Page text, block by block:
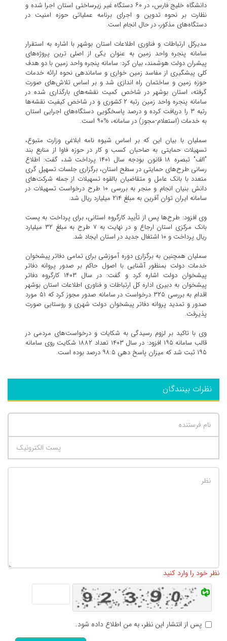
دانشگاه خلیج فارس، در ۶۰ دستگاه غیر زیرساختی استان اجرا شده و
نظارت بر نحوه تدوین و اجرای برنامه عملیاتی حوزه امنیت در
دستگاه‌های مذکور، در حال انجام است.
مدیرکل ارتباطات و فناوری اطلاعات استان بوشهر با اشاره به استقرار
سامانه پنجره واحد زمین به عنوان یکی از اصلی ترین پروژه‌های
پیشران دولت هوشمند، بیان کرد: سامانه پنجره واحد زمین با دو هدف
کلی پیشگیری از مفاسد زمین خواری و ساماندهی نحوه ارائه خدمات
حوزه زمین و ساختمان راه اندازی شد و بر اساس تلاش‌های صورت
گرفته، استان بوشهر در شاخص کمیت نقشه‌های بارگذاری شده در
سامانه پنجره واحد زمین رتبه ۲ کشوری و در شاخص کیفیت نقشه‌ها
رتبه ۳ را دریافت کرده و درصد پاسخگویی دستگاه‌های اجرایی استان
به خدمات (استعلام-مجوز) در سامانه، %۹۰ است.
سملیان با بیان این که بر اساس شیوه نامه ابلاغی وزارت متبوع،
تسهیلات حمایتی به صاحبان کسب و کار در حوزه فاوا از منابع بند
"الف" تبصره ۱۸ قانون بودجه سال ۱۴۰۱ پرداخت شد، گفت: اطلاع
رسانی طرح‌های حمایتی در سطح استان، برگزاری جلسات تسهیل گری
متعدد با بانک عامل و متقاضیان بالقوه تسهیلات از جمله شرکت‌های
دانش بنیان انجام و منجر به بررسی ۱۰ طرح درخواست تسهیلات در
سامانه ایران توان آفرین به مبلغ ۲۱۴ میلیارد ریال شد.
وی افزود: طرح‌ها پس از تأیید کارگروه استانی، برای پرداخت به پست
بانک مرکزی استان ارجاع و در نهایت به ۷ طرح به مبلغ ۳۲ میلیارد
ریال پرداخت و ۱۰ اشتغال جدید در استان ایجاد شد.
سملیان همچنین به برگزاری دوره آموزشی برای تمامی دفاتر پیشخوان
خدمات دولت بمنظور آشنایی با اصول حاکم بر صدور پروانه دفاتر
پیشخوان دولت اشاره کرد و گفت: در سال ۱۴۰۳ کارگروه دفاتر
پیشخوان به دبیری اداره کل ارتباطات و فناوری اطلاعات استان بوشهر
اقدام به بررسی ۳۲۵ درخواست در سامانه صدور مجوز کرد که ۵۱ مورد
صدور و تمدید پروانه دفاتر پیشخوان دولت شهری و روستایی صورت
پذیرفت.
وی با تاکید بر لزوم رسیدگی به شکایات و درخواست‌های مردمی در
قالب سامانه ۱۹۵ افزود: در سال ۱۴۰۳ تعداد ۱۸۸۲ شکایت روی سامانه
۱۹۵ ثبت شد که میزان پاسخ دهی ۹۸.۵ درصد بوده است.
نظرات بینندگان
نظر خود را وارد کنید
پس از انتشار این نظر، به من اطلاع داده شود.